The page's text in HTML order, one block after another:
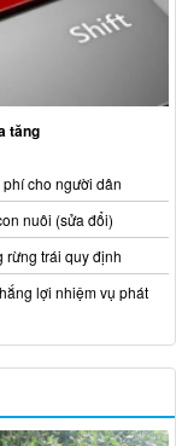
tăng
cho người dân
nuôi (sửa đổi)
rừng trái quy định
lợi nhiệm vụ phát